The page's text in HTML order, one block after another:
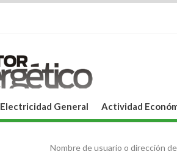
Electricidad General Actividad
Nombre de usuario o dirección